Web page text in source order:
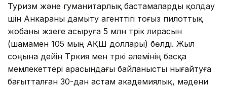
Туризм және гуманитарлық бастамаларды қолдау
үшін Анкараны дамыту агенттігі тоғыз пилоттық
жобаны жүзеге асыруға 5 млн түрік лирасын
(шамамен 105 мың АҚШ доллары) бөлді. Жыл
соңына дейін Түркия мен түркі әлемінің басқа
мемлекеттері арасындағы байланысты нығайтуға
бағытталған 30-дан астам академиялық, мәдени